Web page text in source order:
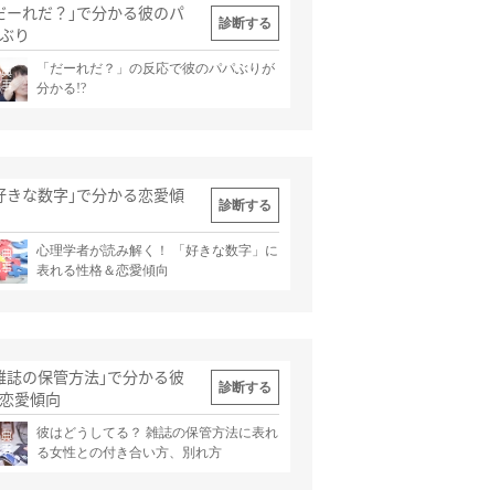
ーれだ？｣で分かる彼のパ
り
診断する
「だーれだ？」の反応で彼のパパぶりが
分かる!?
きな数字｣で分かる恋愛傾
診断する
心理学者が読み解く！ 「好きな数字」に
表れる性格＆恋愛傾向
誌の保管方法｣で分かる彼
愛傾向
診断する
彼はどうしてる？ 雑誌の保管方法に表れ
る女性との付き合い方、別れ方